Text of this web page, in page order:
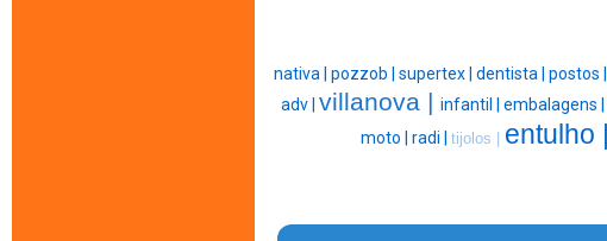
nativa | pozzob | supertex | dentista | postos |
adv | villanova | infantil | embalagens |
moto | radi | tijolos | entulho |